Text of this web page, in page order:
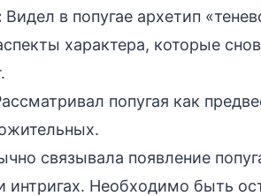
Видел в попугае архетип
характера, которые
попугая как
связывала появление
интригах. Необходимо быть